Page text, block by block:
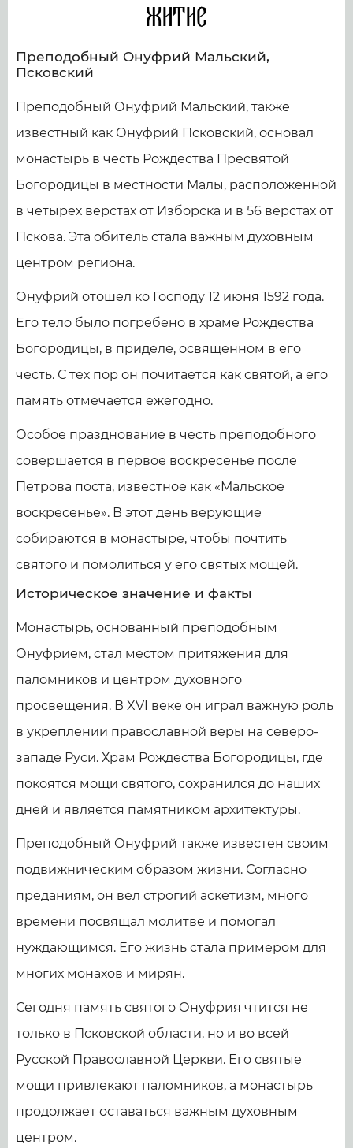
Житие
Преподобный Онуфрий Мальский,
Псковский
Преподобный Онуфрий Мальский, также
известный как Онуфрий Псковский, основал
монастырь в честь Рождества Пресвятой
Богородицы в местности Малы, расположенной
в четырех верстах от Изборска и в 56 верстах от
Пскова. Эта обитель стала важным духовным
центром региона.
Онуфрий отошел ко Господу 12 июня 1592 года.
Его тело было погребено в храме Рождества
Богородицы, в приделе, освященном в его
честь. С тех пор он почитается как святой, а его
память отмечается ежегодно.
Особое празднование в честь преподобного
совершается в первое воскресенье после
Петрова поста, известное как «Мальское
воскресенье». В этот день верующие
собираются в монастыре, чтобы почтить
святого и помолиться у его святых мощей.
Историческое значение и факты
Монастырь, основанный преподобным
Онуфрием, стал местом притяжения для
паломников и центром духовного
просвещения. В XVI веке он играл важную роль
в укреплении православной веры на северо-
западе Руси. Храм Рождества Богородицы, где
покоятся мощи святого, сохранился до наших
дней и является памятником архитектуры.
Преподобный Онуфрий также известен своим
подвижническим образом жизни. Согласно
преданиям, он вел строгий аскетизм, много
времени посвящал молитве и помогал
нуждающимся. Его жизнь стала примером для
многих монахов и мирян.
Сегодня память святого Онуфрия чтится не
только в Псковской области, но и во всей
Русской Православной Церкви. Его святые
мощи привлекают паломников, а монастырь
продолжает оставаться важным духовным
центром.